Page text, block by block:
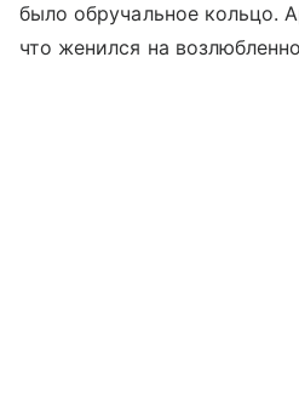
было обручальное кольцо.
что женился на